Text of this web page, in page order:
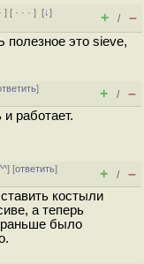
] [ · · ·][↓]
+ / –
полезное это sieve,
]
+ / –
работает.
] [ответить]
+ / –
костыли
а теперь
было